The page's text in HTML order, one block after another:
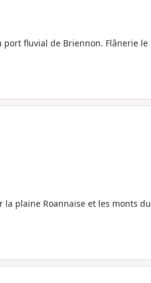
port fluvial de Briennon. Flânerie le
plaine Roannaise et les monts du